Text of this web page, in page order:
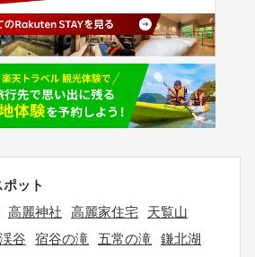
ット
高麗神社 高麗家住宅
天覧山
谷 宿谷の滝 五常の滝
鎌北湖